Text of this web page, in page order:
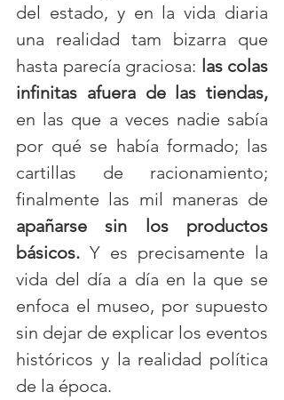
del estado, y en la vida diaria
una realidad tam bizarra que
hasta parecía graciosa: las colas
infinitas afuera de las tiendas,
en las que a veces nadie sabía
por qué se había formado; las
cartillas de racionamiento;
apañarse sin los productos
básicos. Y es precisamente la
vida del día a día en la que se
enfoca el museo, por supuesto
sin dejar de explicar los eventos
históricos y la realidad política
de la época.